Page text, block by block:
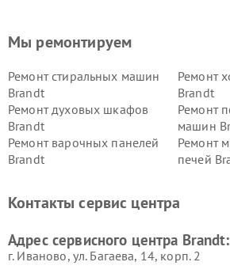
Мы ремонтируем
Ремонт стиральных машин
Brandt
Ремонт
Brandt
Ремонт духовых шкафов
Brandt
Ремонт
машин
Ремонт варочных панелей
Brandt
Ремонт
печей
Контакты сервис центра
Адрес сервисного центра Brandt:
г. Иваново, ул. Багаева, 14, корп. 2